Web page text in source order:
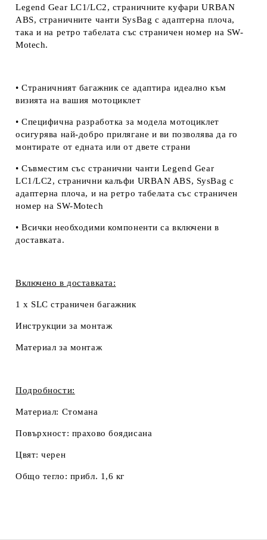
Legend Gear LC1/LC2, страничните куфари URBAN
ABS, страничните чанти SysBag с адаптерна плоча,
така и на ретро табелата със страничен номер на SW-
Motech.
• Страничният багажник се адаптира идеално към
визията на вашия мотоциклет
• Специфична разработка за модела мотоциклет
осигурява най-добро прилягане и ви позволява да го
монтирате от едната или от двете страни
• Съвместим със странични чанти Legend Gear
LC1/LC2, странични калъфи URBAN ABS, SysBag с
адаптерна плоча, и на ретро табелата със страничен
номер на SW-Motech
• Всички необходими компоненти са включени в
доставката.
Включено в доставката:
1 x SLC страничен багажник
Инструкции за монтаж
Материал за монтаж
Подробности:
Материал: Стомана
Повърхност: прахово боядисана
Цвят:черен
Общо тегло: прибл. 1,6 кг